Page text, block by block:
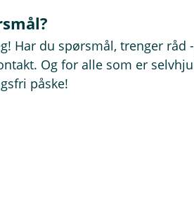
Har du spørsmål, trenger råd
Og for alle som er
påske!